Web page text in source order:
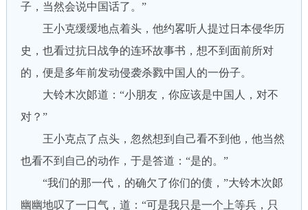
子，当然会说中国话了。”
王小克缓缓地点着头，他约畧听人提过日本侵华历
史，也看过抗日战争的连环故事书，想不到面前所对
的，便是多年前发动侵袭杀戮中国人的一份子。
大铃木次郞道：“小朋友，你应该是中国人，对不
对？”
王小克点了点头，忽然想到自己看不到他，他当然
也看不到自己的动作，于是答道：“是的。”
“我们的那一代，的确欠了你们的债，”大铃木次郞
幽幽地叹了一口气，道：“可是我只是一个上等兵，只